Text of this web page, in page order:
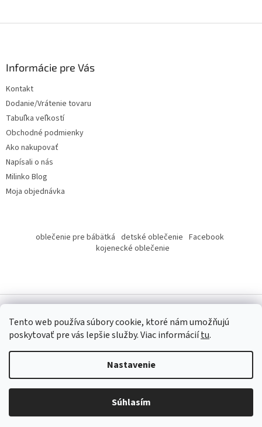
Tento web používa súbory cookie, ktoré nám umožňujú
poskytovať pre vás lepšie služby.Viac informáciítu.
Nastavenie
Súhlasím
Informácie pre Vás
Kontakt
Dodanie/Vrátenie tovaru
Tabuľka veľkostí
Obchodné podmienky
Ako nakupovať
Napísali o nás
Milinko Blog
Moja objednávka
oblečenie pre bábätká detské oblečenie Facebook
kojenecké oblečenie
Copyright 2026Milinko oblečenie. Všetky práva vyhradené.